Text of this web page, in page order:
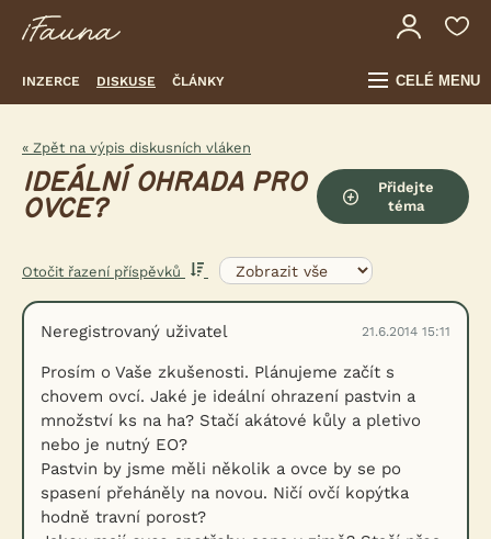
INZERCE DISKUSE ČLÁNKY CELÉ MENU
« Zpět na výpis diskusních vláken
IDEÁLNÍ OHRADA PRO
OVCE?
Přidejte
téma
Otočit řazení příspěvků
Neregistrovaný uživatel 21.6.2014 15:11
Prosím o Vaše zkušenosti. Plánujeme začít s
chovem ovcí. Jaké je ideální ohrazení pastvin a
množství ks na ha? Stačí akátové kůly a pletivo
nebo je nutný EO?
Pastvin by jsme měli několik a ovce by se po
spasení přeháněly na novou. Ničí ovčí kopýtka
hodně travní porost?